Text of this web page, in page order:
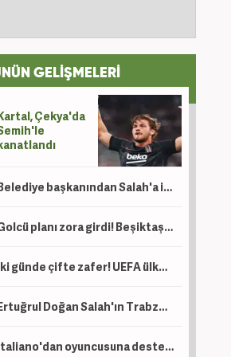
GELİŞMELERİ
Çekya'da
Belediye başkanından Salah'a ilginç teklif: 'Gel buradan toprak al'
Golcü planı zora girdi! Beşiktaş'ın transferine Sörloth engeli
İki günde çifte zafer! UEFA ülke puanında yükselişimiz sürüyor
Ertuğrul Doğan Salah'ın Trabzonspor'u seçme sebebini açıkladı!
Italiano'dan oyuncusuna destek: Çok sevindim!